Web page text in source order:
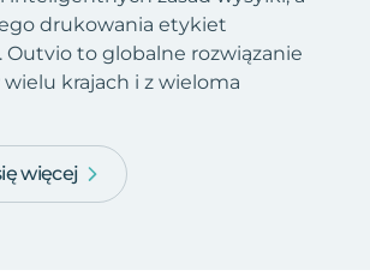
drukowania etykiet
Outvio to globalne rozwiązanie
krajach i z wieloma
więcej